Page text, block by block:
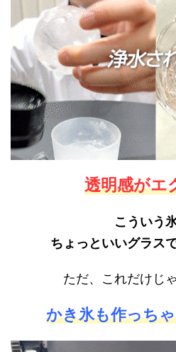
透明感がエ
こういう
ちょっといいグラス
ただ、これだけじ
かき氷も作っち